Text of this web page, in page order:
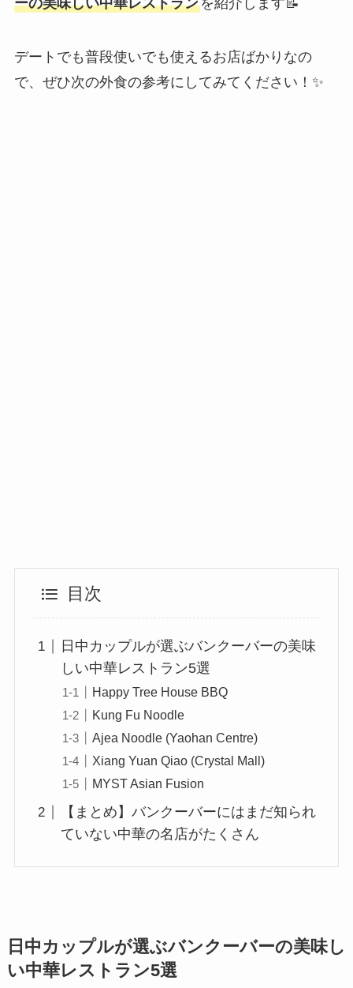
デートでも普段使いでも使えるお店ばかりなの
で、ぜひ次の外食の参考にしてみてください！✨
目次
日中カップルが選ぶバンクーバーの美味
しい中華レストラン5選
Happy Tree House BBQ
Kung Fu Noodle
Ajea Noodle (Yaohan Centre)
Xiang Yuan Qiao (Crystal Mall)
MYST Asian Fusion
【まとめ】バンクーバーにはまだ知られ
ていない中華の名店がたくさん
日中カップルが選ぶバンクーバーの美味し
い中華レストラン5選